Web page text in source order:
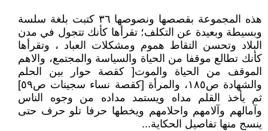
هذه المجموعة بقصصها ونصوصها ٣٦ كتبت بلغة سلسة
وبسيطة وبعيدة عن التكلف؛ تقرأها كأنك تتجول في مدن
البلاد وتحسن التقاط هموم ومشكلات العباد ، وتقرأها
كأنك تطالع موقفا من الحياة والسياسة والمجتمع، والاهم
الموقف من الحياة والموت[ كقصة حوار بين الحلم
والشهادة ص١٨٥، والمرأة [كقصة نساء سجينات ص٥٩]
ثم يأخذ القلم مداه ويستمد مداده من وجوه الناس
وآمالهم وآلامهم واحلامهم ويخطها حرفا تلو حرف حتى
ينسج منها تفاصيل الحكاية...